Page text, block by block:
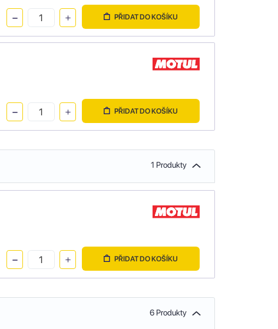
PŘIDAT DO KOŠÍKU
PŘIDAT DO KOŠÍKU
1 Produkty
PŘIDAT DO KOŠÍKU
6 Produkty